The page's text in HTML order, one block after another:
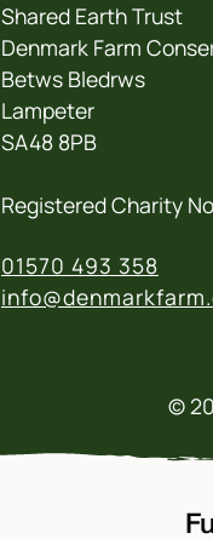
Shared Earth Trust
Denmark Farm
Betws Bledrws
Lampeter
SA48 8PB
Registered Charity
01570 493 358
©